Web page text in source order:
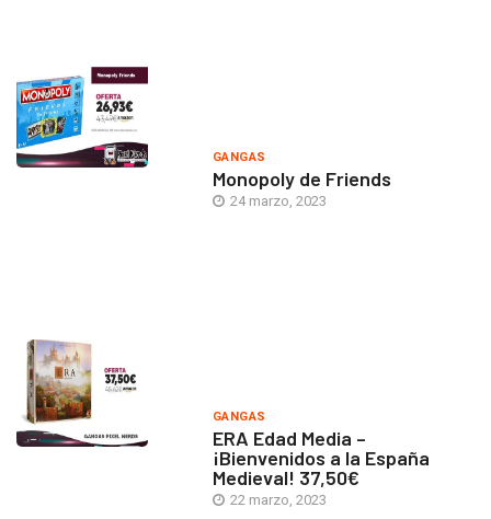
GANGAS
Monopoly de Friends
24 marzo, 2023
GANGAS
ERA Edad Media –
¡Bienvenidos a la España
Medieval! 37,50€
22 marzo, 2023